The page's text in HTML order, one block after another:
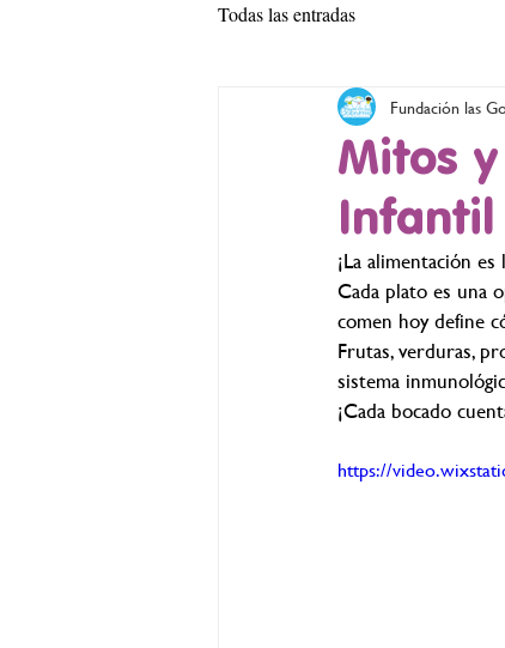
Todas las entradas
Mitos
Infantil
Fundación las
¡La alimentación
Cada plato es una
comen hoy define
Frutas, verduras,
sistema
¡Cada bocado
https://